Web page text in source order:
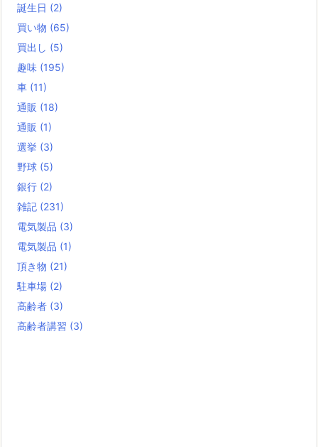
誕生日 (2)
買い物 (65)
買出し (5)
趣味 (195)
車 (11)
通販 (18)
通販 (1)
選挙 (3)
野球 (5)
銀行 (2)
雑記 (231)
電気製品 (3)
電気製品 (1)
頂き物 (21)
駐車場 (2)
高齢者 (3)
高齢者講習 (3)